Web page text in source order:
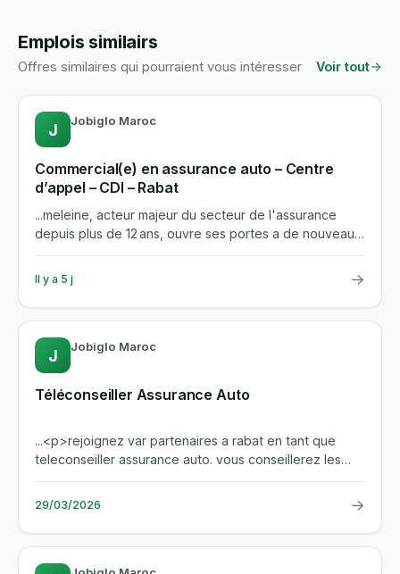
Emplois similairs
Offres similaires qui pourraient vous intéresser Voir tout
J Jobiglo Maroc
Commercial(e) en assurance auto – Centre
d’appel – CDI – Rabat
...meleine, acteur majeur du secteur de l'assurance
depuis plus de 12 ans, ouvre ses portes a de nouveaux
talents pour...
Il y a 5 j →
J Jobiglo Maroc
Téléconseiller Assurance Auto
...<p>rejoignez var partenaires a rabat en tant que
teleconseiller assurance auto. vous conseillerez les
clients,...
29/03/2026 →